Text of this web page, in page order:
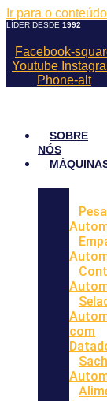
Ir para o conteúdo
LÍDER DESDE 1992
Facebook-
Youtube
Phone-alt
SOBRE
NÓS
com